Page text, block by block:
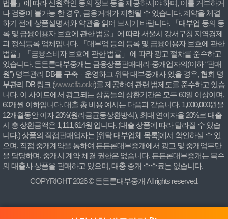
법률」에 따라 신원확인 등의 정보 등을 제공하셔야 하며, 이를 거부하거
나 검증이 불가능 한 경우, 금융거래가 제한될 수 있습니다. 계약을 체결
하기 전에 상품설명서와 약관을 읽어 보시기 바랍니다. 「대부업 등의 등
록 및 금융이용자 보호에 관한 법률」에 따라 서울시 강서구청 지역경제
과 정식등록 업체입니다. 「대부업 등의 등록 및 금융이용자 보호에 관한
법률」「금융소비자 보호에 관한 법률」 에 따라 광고 절차를 준수하고
있습니다. 든든론대부중개는 금융상품판매대리·중개업자의(이하 “판매
원”) 명부관리 DB를 구축ᆞ운영하고 위탁 대부중개사 있을 경우, 협회 명
부관리 DB 링크 (www.clfa.or.kr)를 제공하여 관련 법제도를 준수하고 있습
니다. 이 사이트에서 광고되는 상품들의 상환기간은 모두 60일 이상이며,
60개월 이하입니다. 대출 총 비용 예시는 다음과 같습니다. 1,000,000원을
12개월동안 이자 20%(원리금균등상환방식), 최대 연이자율 20%로 대출
시 총 상환금액은 1,111,614원 입니다. (대출 상품에 따라 달라질 수 있습
니다.) 상품의 직접판매업자는 [위탁 대부업체 목록]에서 확인하실 수 있
으며, 직접 중개계약을 통하여 든든론대부중개에서 광고 및 중개업무만
을 담당하며, 중개시 계약 체결 권한은 없습니다. 든든론대부중개는 복수
의 대출사 상품을 판매하고 있으며, 대충 중개 수수료는 없습니다.
COPYRIGHT 2026 © 든든론대부중개 All rights reserved.